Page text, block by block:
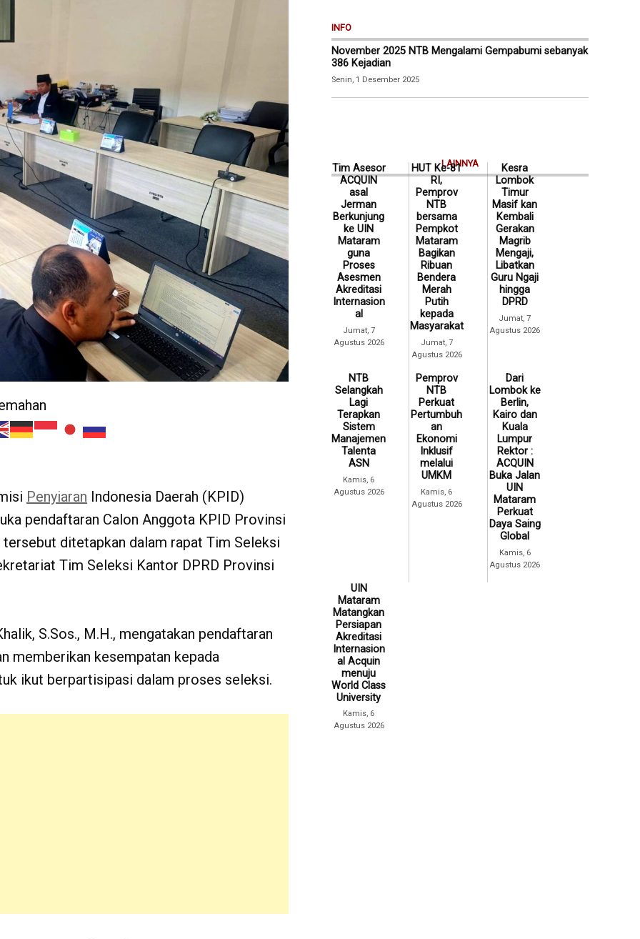
Penyiaran Indonesia Daerah (KPID)
pendaftaran Calon Anggota KPID Provinsi
ditetapkan dalam rapat Tim Seleksi
Tim Seleksi Kantor DPRD Provinsi
S.Sos., M.H., mengatakan pendaftaran
memberikan kesempatan kepada
ikut berpartisipasi dalam proses seleksi.
INFO
November 2025 NTB Mengalami Gempabumi sebanyak
386 Kejadian
Senin, 1 Desember 2025
LAINNYA
Tim Asesor
ACQUIN
asal
Jerman
Berkunjung
ke UIN
Mataram
guna
Proses
Asesmen
Akreditasi
Internasion
al
Jumat, 7
Agustus 2026
HUT Ke-81
RI,
Pemprov
NTB
bersama
Pempkot
Mataram
Bagikan
Ribuan
Bendera
Merah
Putih
kepada
Masyarakat
Jumat, 7
Agustus 2026
Kesra
Lombok
Timur
Masif kan
Kembali
Gerakan
Magrib
Mengaji,
Libatkan
Guru Ngaji
hingga
DPRD
Jumat, 7
Agustus 2026
NTB
Selangkah
Lagi
Terapkan
Sistem
Manajemen
Talenta
ASN
Kamis, 6
Agustus 2026
Pemprov
NTB
Perkuat
Pertumbuh
an
Ekonomi
Inklusif
melalui
UMKM
Kamis, 6
Agustus 2026
Dari
Lombok ke
Berlin,
Kairo dan
Kuala
Lumpur
Rektor :
ACQUIN
Buka Jalan
UIN
Mataram
Perkuat
Daya Saing
Global
Kamis, 6
Agustus 2026
UIN
Mataram
Matangkan
Persiapan
Akreditasi
Internasion
al Acquin
menuju
World Class
University
Kamis, 6
Agustus 2026